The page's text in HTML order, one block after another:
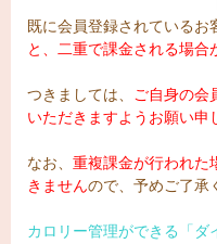
既に会員登録されているお
と、二重で課金される場合
つきましては、
ご自身の会
いただきますようお願い申
なお、 重複課金が行われた
きませんので、予めご了承
カロリー管理ができる「ダ